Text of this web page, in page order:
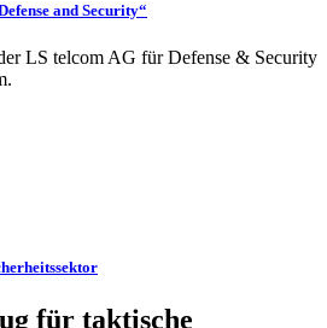
and Security“
LS telcom AG für Defense & Security
für taktische